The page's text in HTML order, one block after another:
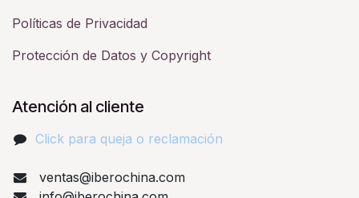
Políticas de Privacidad
Protección de Datos y Copyright
Atención al cliente
Click para queja o reclamación​
ventas@iberochina.com